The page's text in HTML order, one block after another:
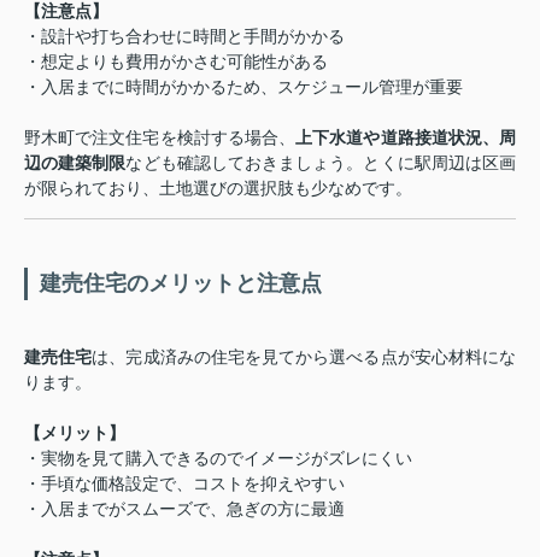
【注意点】
・設計や打ち合わせに時間と手間がかかる
・想定よりも費用がかさむ可能性がある
・入居までに時間がかかるため、スケジュール管理が重要
野木町で注文住宅を検討する場合、上下水道や道路接道状況、周
辺の建築制限なども確認しておきましょう。とくに駅周辺は区画
が限られており、土地選びの選択肢も少なめです。
建売住宅のメリットと注意点
建売住宅は、完成済みの住宅を見てから選べる点が安心材料にな
ります。
【メリット】
・実物を見て購入できるのでイメージがズレにくい
・手頃な価格設定で、コストを抑えやすい
・入居までがスムーズで、急ぎの方に最適